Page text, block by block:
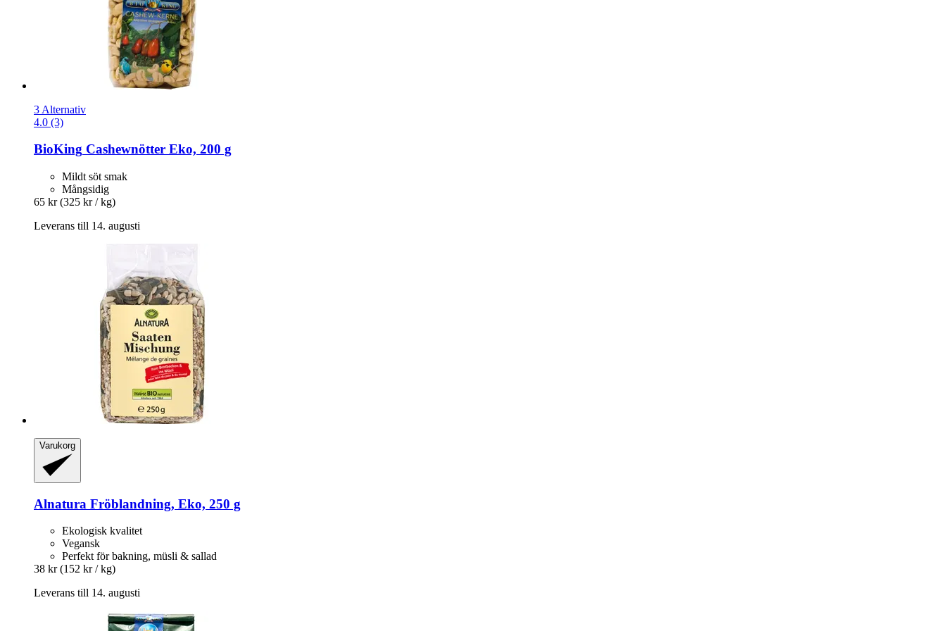
3 Alternativ
4.0 (3)
BioKing Cashewnötter Eko, 200 g
Mildt söt smak
Mångsidig
65 kr (325 kr / kg)
Leverans till 14. augusti
Varukorg
Alnatura Fröblandning, Eko, 250 g
Ekologisk kvalitet
Vegansk
Perfekt för bakning, müsli & sallad
38 kr (152 kr / kg)
Leverans till 14. augusti